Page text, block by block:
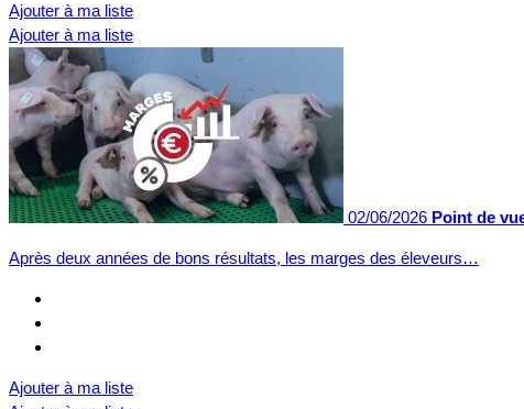
Ajouter à ma liste
Ajouter à ma liste
02/06/2026 Point de
Après deux années de bons résultats, les marges des éleveurs…
Ajouter à ma liste